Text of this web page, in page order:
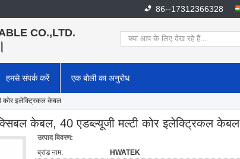
86--17312366328
CO.,LTD.
हमसे संपर्क करें एक बोली का अनुरोध
कोर इलेक्ट्रिकल केबल
केबल, 40 एडब्ल्यूजी मल्टी कोर इलेक्ट्रिकल केबल
उत्पाद विवरण:
ब्रांड नाम:
HWATEK